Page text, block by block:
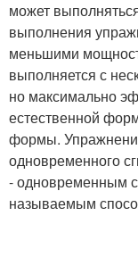
может
выполнения
меньшими
выполняется с
но максимально
естественной
формы.
одновременного
- одновременным
называемым